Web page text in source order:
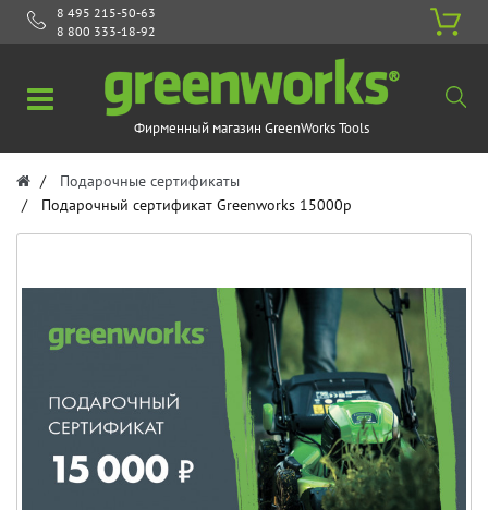
8 495 215-50-63
8 800 333-18-92
Фирменный магазин GreenWorks Tools
Подарочные сертификаты
Подарочный сертификат Greenworks 15000р